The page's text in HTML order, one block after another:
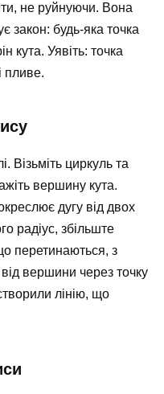
не руйнуючи. Вона
закон: будь-яка точка
кута. Уявіть: точка
пливе.
Візьміть циркуль та
вершину кута.
дугу від двох
радіус, збільште
перетинаються, з
вершини через точку
лінію, що